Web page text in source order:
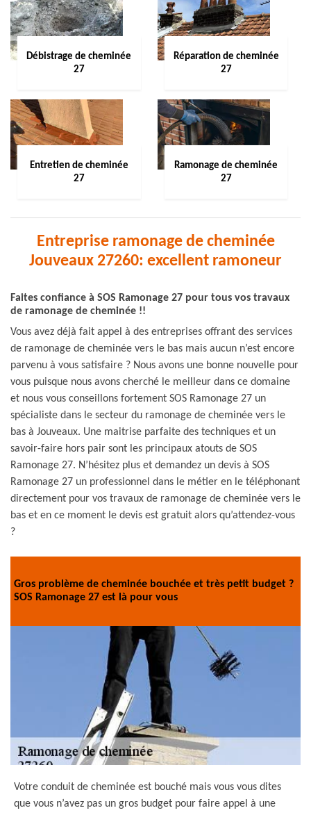
Débistrage de cheminée
27
Réparation de cheminée
27
Entretien de cheminée
27
Ramonage de cheminée
27
Entreprise ramonage de cheminée
Jouveaux 27260: excellent ramoneur
Faites confiance à SOS Ramonage 27 pour tous vos travaux
de ramonage de cheminée !!
Vous avez déjà fait appel à des entreprises offrant des services
de ramonage de cheminée vers le bas mais aucun n’est encore
parvenu à vous satisfaire ? Nous avons une bonne nouvelle pour
vous puisque nous avons cherché le meilleur dans ce domaine
et nous vous conseillons fortement SOS Ramonage 27 un
spécialiste dans le secteur du ramonage de cheminée vers le
bas à Jouveaux. Une maitrise parfaite des techniques et un
savoir-faire hors pair sont les principaux atouts de SOS
Ramonage 27. N’hésitez plus et demandez un devis à SOS
Ramonage 27 un professionnel dans le métier en le téléphonant
directement pour vos travaux de ramonage de cheminée vers le
bas et en ce moment le devis est gratuit alors qu’attendez-vous
?
Gros problème de cheminée bouchée et très petit budget ?
SOS Ramonage 27 est là pour vous
Votre conduit de cheminée est bouché mais vous vous dites
que vous n’avez pas un gros budget pour faire appel à une